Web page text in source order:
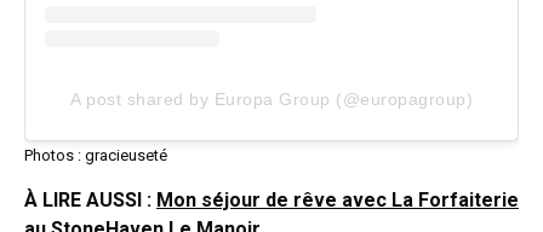
A post shared by Europa Group (@europagroup)
Photos : gracieuseté
À LIRE AUSSI : Mon séjour de rêve avec La Forfaiterie